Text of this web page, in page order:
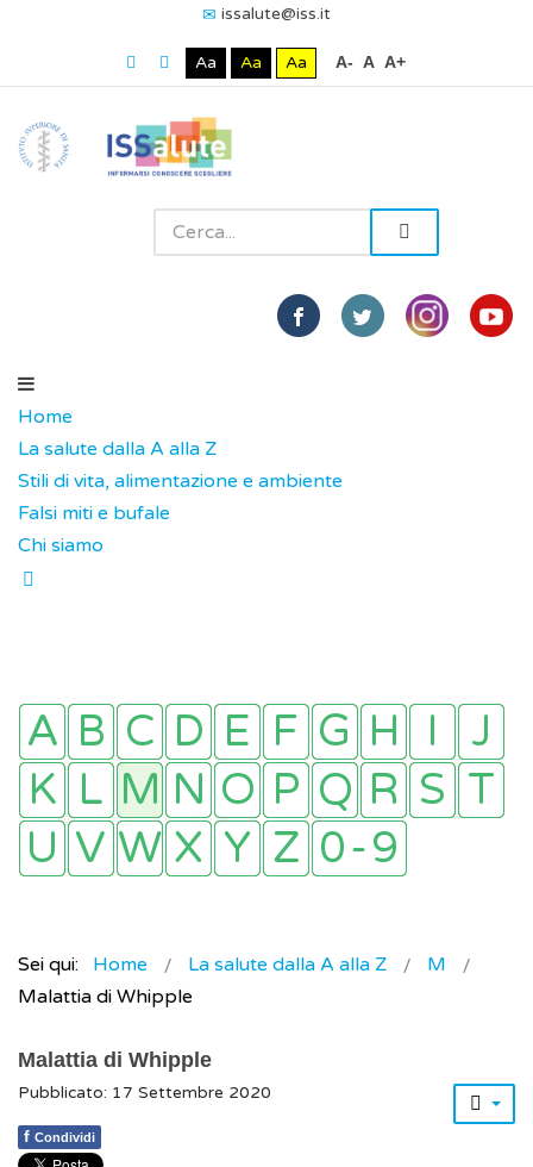
issalute@iss.it
Aa Aa Aa A- A A+
Home
La salute dalla A alla Z
Stili di vita, alimentazione e ambiente
Falsi miti e bufale
Chi siamo
Sei qui: Home La salute dalla A alla Z
M
Malattia di Whipple
Malattia di Whipple
Pubblicato: 17 Settembre 2020
f Condividi